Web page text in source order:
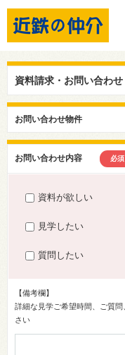
資料請求・お問い合わせ
お問い合わせ物件
お問い合わせ内容 必須
資料が欲しい
見学したい
質問したい
【備考欄】
詳細な見学ご希望時間、ご質
さい